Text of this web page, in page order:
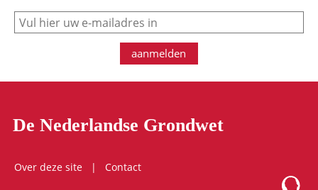
e-mail
aanmelden
De Nederlandse Grondwet
Over deze site
Contact
Logo